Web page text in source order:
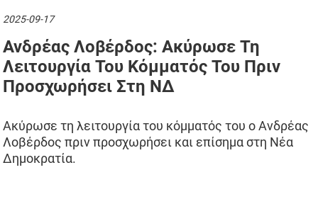
2025-09-17
Ανδρέας Λοβέρδος: Ακύρωσε Τη
Λειτουργία Του Κόμματός Του Πριν
Προσχωρήσει Στη ΝΔ
Ακύρωσε τη λειτουργία του κόμματός του ο Ανδρέας
Λοβέρδος πριν προσχωρήσει και επίσημα στη Νέα
Δημοκρατία.